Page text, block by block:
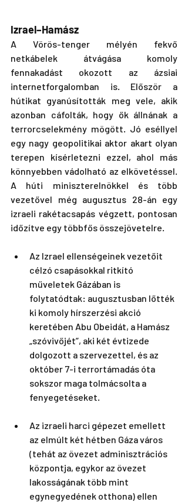
Izrael–Hamász
A Vörös-tenger mélyén fekvő
netkábelek átvágása komoly
fennakadást okozott az ázsiai
internetforgalomban is. Először a
hútikat gyanúsították meg vele, akik
azonban cáfolták, hogy ők állnának a
terrorcselekmény mögött. Jó eséllyel
egy nagy geopolitikai aktor akart olyan
terepen kísérletezni ezzel, ahol más
könnyebben vádolható az elkövetéssel.
A húti miniszterelnökkel és több
vezetővel még augusztus 28-án egy
izraeli rakétacsapás végzett, pontosan
időzítve egy többfős összejövetelre.
Az Izrael ellenségeinek vezetőit
célzó csapásokkal ritkító
műveletek Gázában is
folytatódtak: augusztusban lőtték
ki komoly hírszerzési akció
keretében Abu Obeidát, a Hamász
„szóvivőjét”, aki két évtizede
dolgozott a szervezettel, és az
október 7-i terrortámadás óta
sokszor maga tolmácsolta a
fenyegetéseket.
Az izraeli harci gépezet emellett
az elmúlt két hétben Gáza város
(tehát az övezet adminisztrációs
központja, egykor az övezet
lakosságának több mint
egynegyedének otthona) ellen